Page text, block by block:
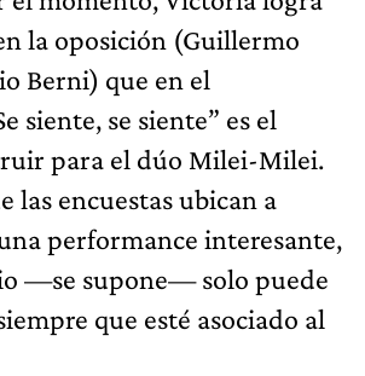
la oposición (Guillermo
Berni) que en el
siente, se siente” es el
para el dúo Milei-Milei.
las encuestas ubican a
performance interesante,
—se supone— solo puede
que esté asociado al